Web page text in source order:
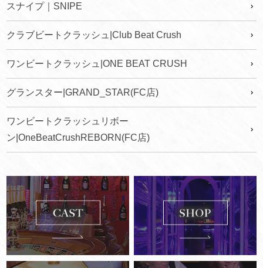
スナイプ｜SNIPE
クラブビートクラッシュ|Club Beat Crush
ワンビートクラッシュ|ONE BEAT CRUSH
グランスター|GRAND_STAR(FC店)
ワンビートクラッシュリボー
ン|OneBeatCrushREBORN(FC店)